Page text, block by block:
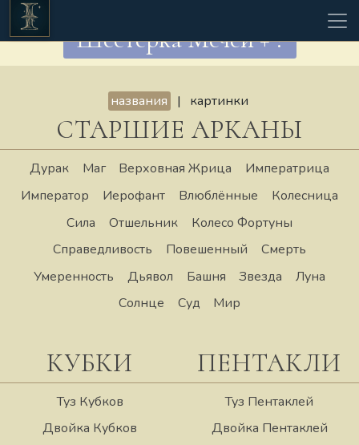
Шестёрка Мечей + ?
названия | картинки
СТАРШИЕ АРКАНЫ
Дурак Маг Верховная Жрица
Императрица
Император
Иерофант Влюблённые
Колесница
Сила
Отшельник
Колесо Фортуны
Справедливость
Повешенный
Смерть
Умеренность
Дьявол Башня Звезда
Луна
Солнце
Суд Мир
КУБКИ
Туз Кубков
Двойка Кубков
ПЕНТАКЛИ
Туз Пентаклей
Двойка Пентаклей